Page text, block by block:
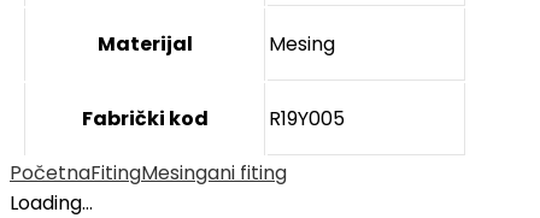
Materijal Mesing
Fabrički kod
R19Y005
PočetnaFitingMesingani fiting
Loading...